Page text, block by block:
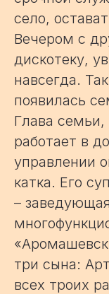
село,
Вечером с
дискотеку,
навсегда.
появилась
Глава
работает в
управлении
катка. Его
–
три сына:
всех троих